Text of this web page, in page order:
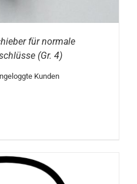
für normale
(Gr. 4)
Kunden